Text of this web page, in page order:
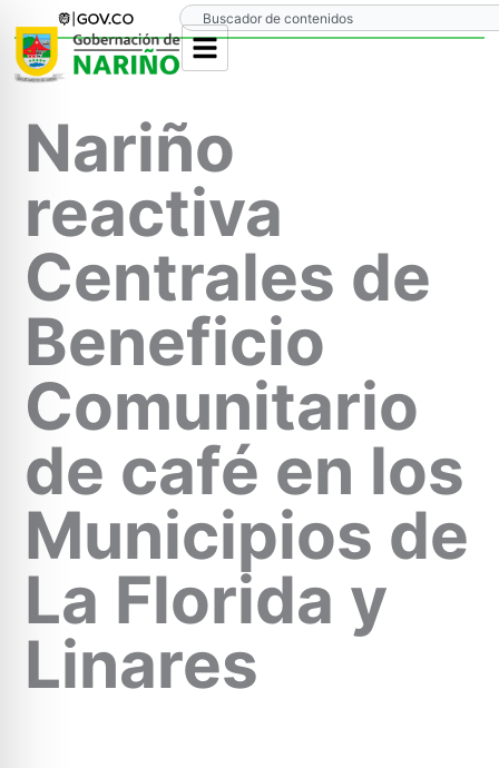
contenido
Search
Nariño
reactiva
Centrales de
Beneficio
Comunitario
de café en los
Municipios de
La Florida y
Linares